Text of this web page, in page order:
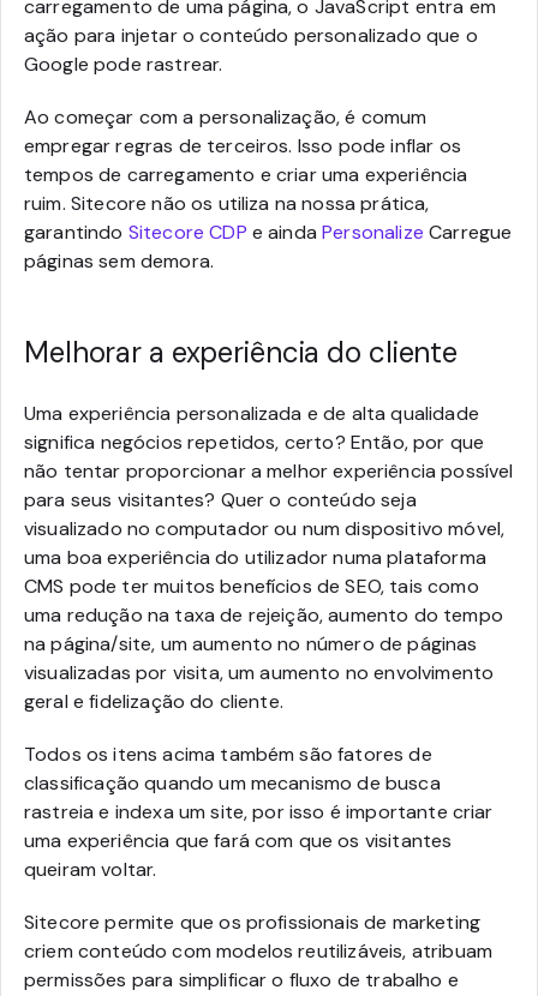
carregamento de uma página, o JavaScript entra em
ação para injetar o conteúdo personalizado que o
Google pode rastrear.
Ao começar com a personalização, é comum
empregar regras de terceiros. Isso pode inflar os
tempos de carregamento e criar uma experiência
ruim. Sitecore não os utiliza na nossa prática,
garantindo Sitecore CDP e aindaPersonalize Carregue
páginas sem demora.
Melhorar a experiência do cliente
Uma experiência personalizada e de alta qualidade
significa negócios repetidos, certo? Então, por que
não tentar proporcionar a melhor experiência possível
para seus visitantes? Quer o conteúdo seja
visualizado no computador ou num dispositivo móvel,
uma boa experiência do utilizador numa plataforma
CMS pode ter muitos benefícios de SEO, tais como
uma redução na taxa de rejeição, aumento do tempo
na página/site, um aumento no número de páginas
visualizadas por visita, um aumento no envolvimento
geral e fidelização do cliente.
Todos os itens acima também são fatores de
classificação quando um mecanismo de busca
rastreia e indexa um site, por isso é importante criar
uma experiência que fará com que os visitantes
queiram voltar.
Sitecore permite que os profissionais de marketing
criem conteúdo com modelos reutilizáveis, atribuam
permissões para simplificar o fluxo de trabalho e